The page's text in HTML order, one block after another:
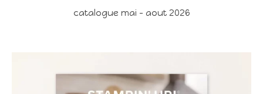
catalogue mai - aout 2026